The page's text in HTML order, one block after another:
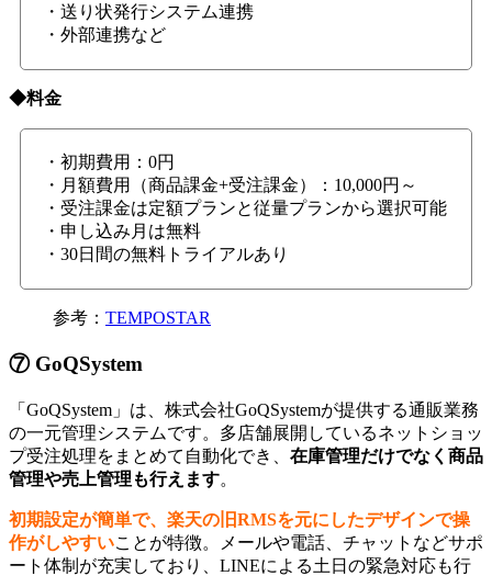
・送り状発行システム連携
・外部連携など
◆料金
・初期費用：0円
・月額費用（商品課金+受注課金）：10,000円～
・受注課金は定額プランと従量プランから選択可能
・申し込み月は無料
・30日間の無料トライアルあり
参考： TEMPOSTAR
⑦ GoQSystem
「GoQSystem」は、株式会社GoQSystemが提供する通販業務
の一元管理システムです。多店舗展開しているネットショッ
プ受注処理をまとめて自動化でき、 在庫管理だけでなく商品
管理や売上管理も行えます。
初期設定が簡単で、楽天の旧RMSを元にしたデザインで操
作がしやすいことが特徴。メールや電話、チャットなどサポ
ート体制が充実しており、LINEによる土日の緊急対応も行